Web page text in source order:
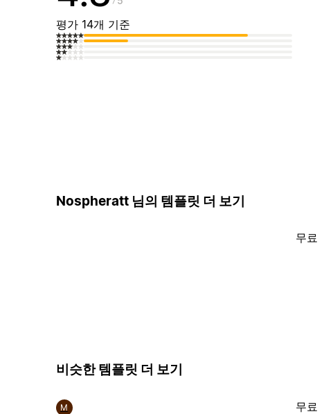
평가 14개 기준
Nospheratt 님의 템플릿 더 보기
무료
비슷한 템플릿 더 보기
M 무료